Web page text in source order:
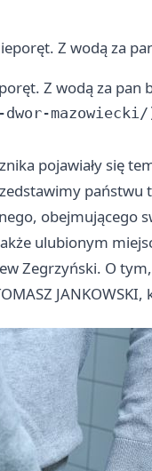
Z wodą za pan
mazowiecki/
pojawiały się
obejmującego
ulubionym
Zegrzyński. O